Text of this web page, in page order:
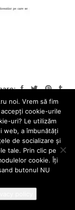
noi. Vrem să fim
cookie-urile
uri? Le utilizăm
web, a îmbunătăţi
de socializare şi
tale. Prin clic pe
cookie. Îţi
butonul NU